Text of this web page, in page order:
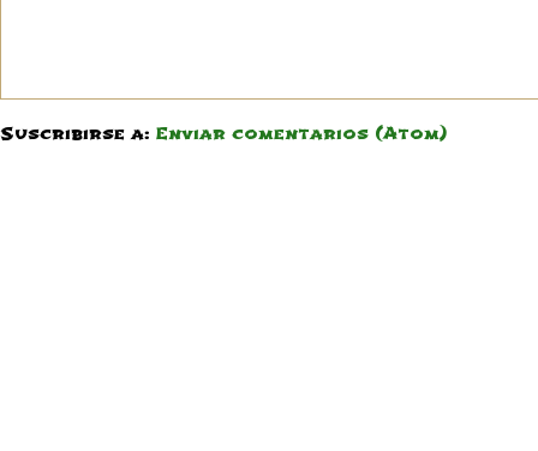
Suscribirse a: Enviar comentarios (Atom)